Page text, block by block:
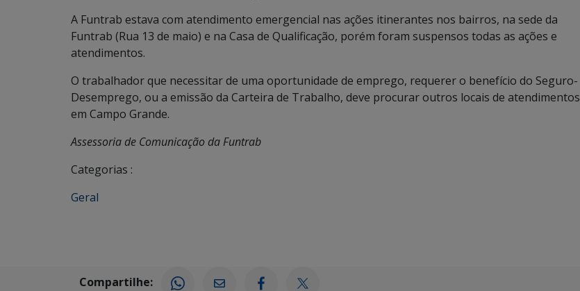
A Funtrab estava com atendimento emergencial nas ações itinerantes nos bairros, na sede da
Funtrab (Rua 13 de maio) e na Casa de Qualificação, porém foram suspensos todas as ações e
atendimentos.
O trabalhador que necessitar de uma oportunidade de emprego, requerer o benefício do Seguro-
Desemprego, ou a emissão da Carteira de Trabalho, deve procurar outros locais de atendimentos
em Campo Grande.
Assessoria de Comunicação da Funtrab
Categorias :
Geral
Compartilhe: